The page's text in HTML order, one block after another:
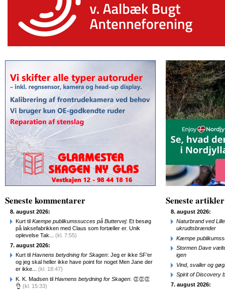
Seneste kommentarer
8. august 2026:
Kurt til Kæmpe publikumssucces på Buttervej: Et besøg
på laksefabrikken med Claus som fortæller er. Unik
oplevelse Tak... (kl. 7:55)
7. august 2026:
Kurt til Havnens betydning for Skagen: Jeg er ikke SF’er
og jeg skal heller ikke have point for noget Men Jane der
er ikke... (kl. 18:47)
K. K. Madsen til Havnens betydning for Skagen: 👏👏👏
👌 (kl. 15:33)
Seneste artikler
8. august 2026:
Naturbrand ved
ukrudtsbrænder
Kæmpe
Stormen Dave
igen
Vind, svaller og
Spirit of Discovery
7. august 2026: